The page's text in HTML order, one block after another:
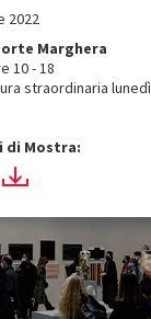
2022
Marghera
10 - 18
straordinaria lunedì
di Mostra: